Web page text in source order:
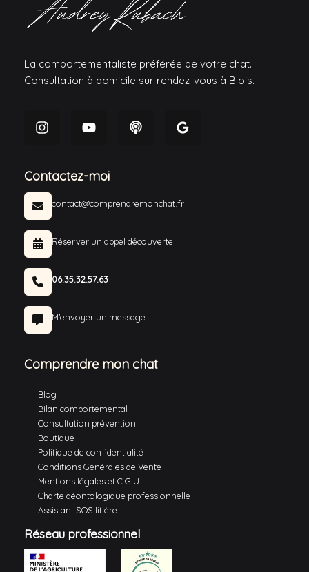
La comportementaliste préférée de votre chat.
Consultation à domicile sur rendez-vous à Blois.
Contactez-moi
contact@comprendremonchat.fr
Réserver un appel découverte
06.35.32.57.63
M'envoyer un message
Comprendre mon chat
Blog
Bilan comportemental
Consultation prévention
Boutique
Politique de confidentialité
Conditions Générales de Vente
Mentions légales et C.G.U.
Charte déontologique professionnelle
Assistant SOS litière
Réseau professionnel